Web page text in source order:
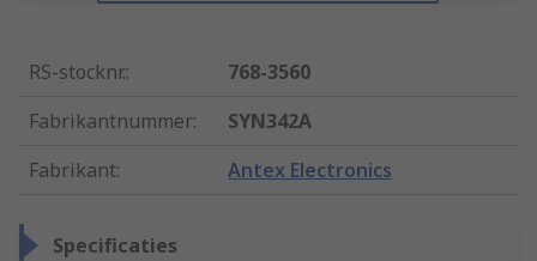
RS-stocknr.:
768-3560
Fabrikantnummer:
SYN342A
Fabrikant: Antex Electronics
Specificaties